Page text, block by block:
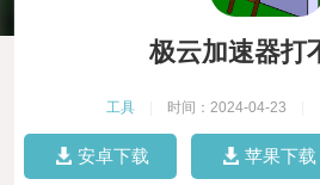
极云加速器打
工具 时间：2024-04-23
安卓下载 苹果下载